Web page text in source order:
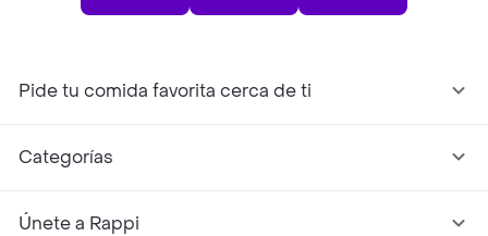
Pide tu comida favorita cerca de ti
Categorías
Únete a Rappi